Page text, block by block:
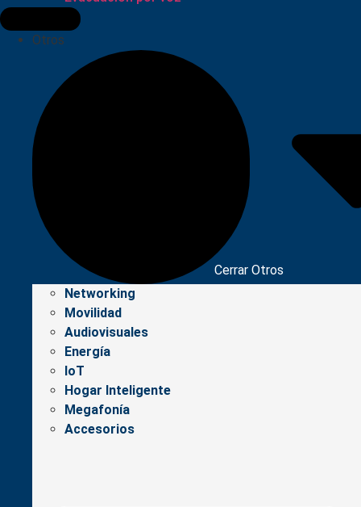
Otros
Cerrar Otros
Networking
Movilidad
Audiovisuales
Energía
IoT
Hogar Inteligente
Megafonía
Accesorios